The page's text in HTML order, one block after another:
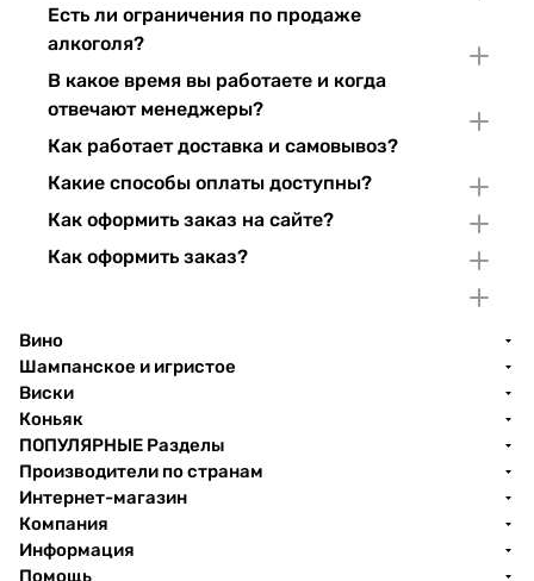
Есть ли ограничения по продаже
алкоголя?
В какое время вы работаете и когда
отвечают менеджеры?
Как работает доставка и самовывоз?
Какие способы оплаты доступны?
Как оформить заказ на сайте?
Как оформить заказ?
Вино
Шампанское и игристое
Виски
Коньяк
ПОПУЛЯРНЫЕ Разделы
Производители по странам
Интернет-магазин
Компания
Информация
Помощь